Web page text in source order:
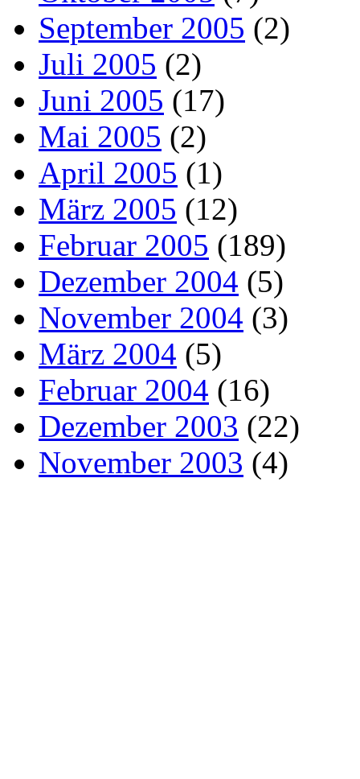
September 2005 (2)
Juli 2005 (2)
Juni 2005 (17)
Mai 2005 (2)
April 2005 (1)
März 2005 (12)
Februar 2005 (189)
Dezember 2004 (5)
November 2004 (3)
März 2004 (5)
Februar 2004 (16)
Dezember 2003 (22)
November 2003 (4)